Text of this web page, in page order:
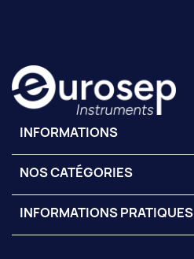
INFORMATIONS
NOS CATÉGORIES
INFORMATIONS PRATIQUES